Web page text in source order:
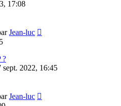
17:08
Jean-luc
?
sept. 2022, 16:45
Jean-luc